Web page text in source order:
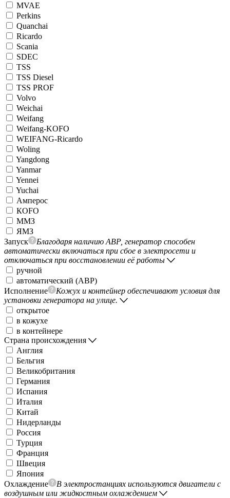
MVAE
Perkins
Quanchai
Ricardo
Scania
SDEC
TSS
TSS Diesel
TSS PROF
Volvo
Weichai
Weifang
Weifang-KOFO
WEIFANG-Ricardo
Woling
Yangdong
Yanmar
Yennei
Yuchai
Амперос
КОFO
ММЗ
ЯМЗ
Запуск
Благодаря наличию АВР, генератор способен
автоматически включаться при сбое в электросети и
отключаться при восстановлении её работы
ручной
автоматический (АВР)
Исполнение
Кожух и контейнер обеспечивают условия для
установки генератора на улице.
открытое
в кожухе
в контейнере
Страна происхождения
Англия
Бельгия
Великобритания
Германия
Испания
Италия
Китай
Нидерланды
Россия
Турция
Франция
Швеция
Япония
Охлаждение
В электростанциях используются двигатели с
воздушным или жидкостным охлаждением